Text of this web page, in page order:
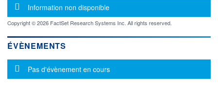
Message d'information
Information non disponible
Copyright © 2026 FactSet Research Systems Inc. All rights reserved.
ÉVÈNEMENTS
Message d'information
Pas d'évènement en cours